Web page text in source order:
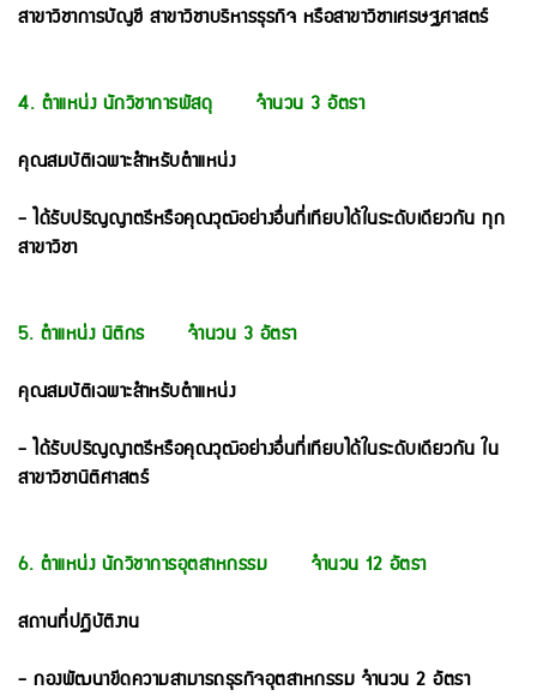
สาขาวิชาการบัญชี สาขาวิชาบริหารธุรกิจ หรือสาขาวิชาเศรษฐศาสตร์
4. ตำแหน่ง นักวิชาการพัสดุ จำนวน 3 อัตรา
คุณสมบัติเฉพาะสำหรับตำแหน่ง
- ได้รับปริญญาตรีหรือคุณวุฒิอย่างอื่นที่เทียบได้ในระดับเดียวกัน ทุก
สาขาวิชา
5. ตำแหน่ง นิติกร จำนวน 3 อัตรา
คุณสมบัติเฉพาะสำหรับตำแหน่ง
- ได้รับปริญญาตรีหรือคุณวุฒิอย่างอื่นที่เทียบได้ในระดับเดียวกัน ใน
สาขาวิชานิติศาสตร์
6. ตำแหน่ง นักวิชาการอุตสาหกรรม จำนวน 12 อัตรา
สถานที่ปฏิบัติงาน
- กองพัฒนาขีดความสามารถธุรกิจอุตสาหกรรม จำนวน 2 อัตรา